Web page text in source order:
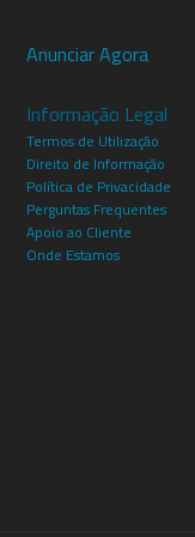
Anunciar Agora
Informação Legal
Termos de Utilização
Direito de Informação
Política de Privacidade
Perguntas Frequentes
Apoio ao Cliente
Onde Estamos